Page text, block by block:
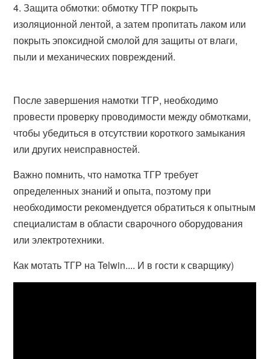
Защита обмотки: обмотку ТГР покрыть
изоляционной лентой, а затем пропитать лаком или
покрыть эпоксидной смолой для защиты от влаги,
пыли и механических повреждений.
После завершения намотки ТГР, необходимо
провести проверку проводимости между обмотками,
чтобы убедиться в отсутствии короткого замыкания
или других неисправностей.
Важно помнить, что намотка ТГР требует
определенных знаний и опыта, поэтому при
необходимости рекомендуется обратиться к опытным
специалистам в области сварочного оборудования
или электротехники.
Как мотать ТГР на Telwin.... И в гости к сварщику)